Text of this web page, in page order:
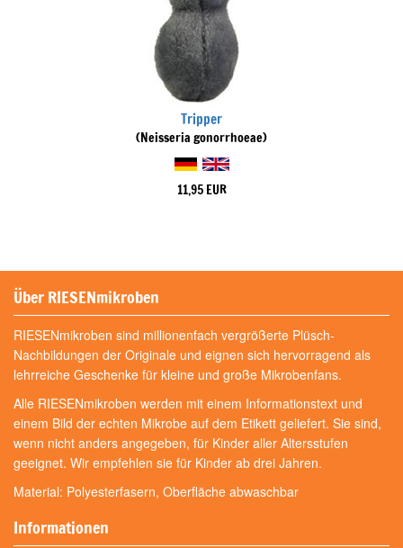
Tripper
(Neisseria gonorrhoeae)
11,95 EUR
Über RIESENmikroben
RIESENmikroben sind millionenfach vergrößerte Plüsch-
Nachbildungen der Originale und eignen sich hervorragend als
lehrreiche Geschenke für kleine und große Mikrobenfans.
Alle RIESENmikroben werden mit einem Informationstext und
einem Bild der echten Mikrobe auf dem Etikett geliefert. Sie sind,
wenn nicht anders angegeben, für Kinder aller Altersstufen
geeignet. Wir empfehlen sie für Kinder ab drei Jahren.
Material: Polyesterfasern, Oberfläche abwaschbar
Informationen